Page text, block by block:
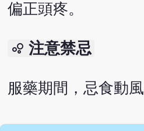
偏正頭疼。
bubble_chart 注意禁忌
服藥期間，忌食動風